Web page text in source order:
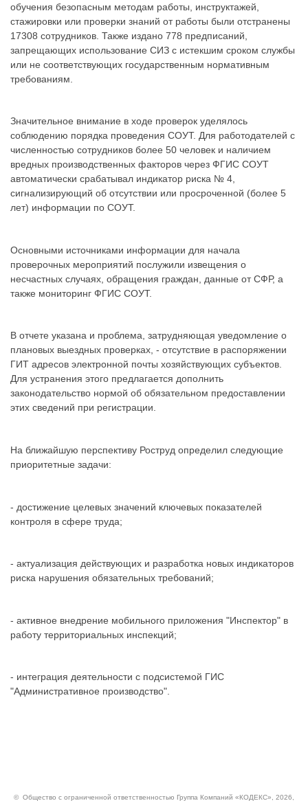
обучения безопасным методам работы, инструктажей,
стажировки или проверки знаний от работы были отстранены
17308 сотрудников. Также издано 778 предписаний,
запрещающих использование СИЗ с истекшим сроком службы
или не соответствующих государственным нормативным
требованиям.
Значительное внимание в ходе проверок уделялось
соблюдению порядка проведения СОУТ. Для работодателей с
численностью сотрудников более 50 человек и наличием
вредных производственных факторов через ФГИС СОУТ
автоматически срабатывал индикатор риска № 4,
сигнализирующий об отсутствии или просроченной (более 5
лет) информации по СОУТ.
Основными источниками информации для начала
проверочных мероприятий послужили извещения о
несчастных случаях, обращения граждан, данные от СФР, а
также мониторинг ФГИС СОУТ.
В отчете указана и проблема, затрудняющая уведомление о
плановых выездных проверках, - отсутствие в распоряжении
ГИТ адресов электронной почты хозяйствующих субъектов.
Для устранения этого предлагается дополнить
законодательство нормой об обязательном предоставлении
этих сведений при регистрации.
На ближайшую перспективу Роструд определил следующие
приоритетные задачи:
- достижение целевых значений ключевых показателей
контроля в сфере труда;
- актуализация действующих и разработка новых индикаторов
риска нарушения обязательных требований;
- активное внедрение мобильного приложения "Инспектор" в
работу территориальных инспекций;
- интеграция деятельности с подсистемой ГИС
"Административное производство".
© Общество с ограниченной ответственностью Группа Компаний «КОДЕКС» , 2026,